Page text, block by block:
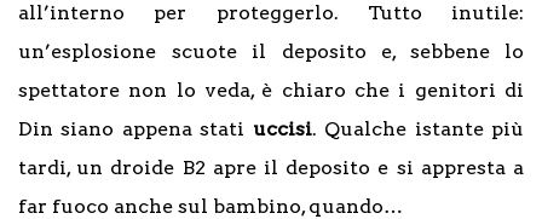
all’interno per proteggerlo. Tutto inutile:
un’esplosione scuote il deposito e, sebbene lo
spettatore non lo veda, è chiaro che i genitori di
Din siano appena stati uccisi. Qualche istante più
tardi, un droide B2 apre il deposito e si appresta a
far fuoco anche sul bambino, quando…